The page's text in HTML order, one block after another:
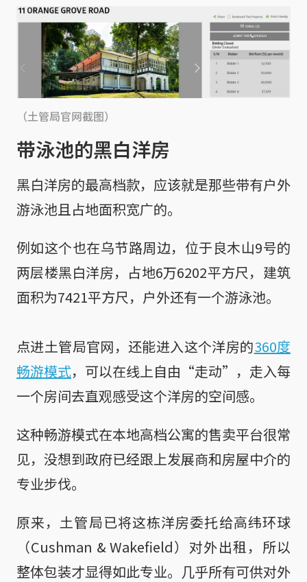
（土管局官网截图）
带泳池的黑白洋房
黑白洋房的最高档款，应该就是那些带有户外
游泳池且占地面积宽广的。
例如这个也在乌节路周边，位于良木山9号的
两层楼黑白洋房，占地6万6202平方尺，建筑
面积为7421平方尺，户外还有一个游泳池。
点进土管局官网，还能进入这个洋房的360度
畅游模式，可以在线上自由“走动”，走入每
一个房间去直观感受这个洋房的空间感。
这种畅游模式在本地高档公寓的售卖平台很常
见，没想到政府已经跟上发展商和房屋中介的
专业步伐。
原来，土管局已将这栋洋房委托给高纬环球
（Cushman & Wakefield）对外出租，所以
整体包装才显得如此专业。几乎所有可供对外